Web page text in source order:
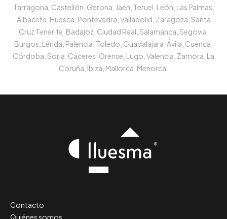
Tarragona, Castellón, Gerona, Jaén, Teruel, León, Las Palmas,
Albacete, Huesca, Pontevedra, Valladolid, Zaragoza, Santa
Cruz Tenerife, Badajoz, Ciudad Real, Salamanca, Segovia,
Burgos, Lérida, Palencia, Toledo, Guadalajara, Ávila, Cuenca,
Córdoba, Soria, Cáceres, Orense, Lugo, Valencia, Zamora, La
Coruña, Ibiza, Mallorca, Menorca.
Contacto
Quiénes somos